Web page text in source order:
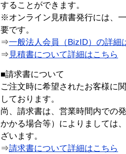
することができます。
※オンライン見積書発行には、
要です。
⇒一般法人会員（BizID）の詳細
⇒ 見積書について詳細はこちら
■請求書について
ご注文時に希望されたお客様に
しております。
尚、請求書は、営業時間内での
かかる場合等）によりましては
ざいます。
⇒請求書について詳細はこちら